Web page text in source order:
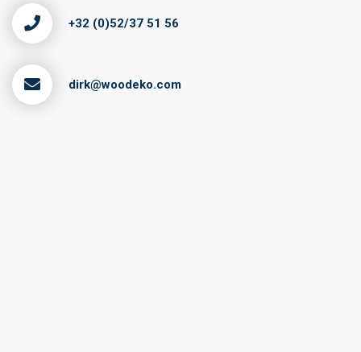
+32 (0)52/37 51 56
dirk@woodeko.com